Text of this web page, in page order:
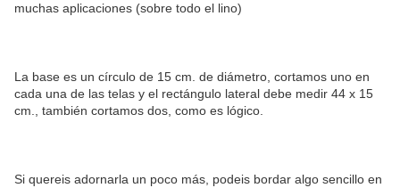
muchas aplicaciones (sobre todo el lino)
La base es un círculo de 15 cm. de diámetro, cortamos uno en
cada una de las telas y el rectángulo lateral debe medir 44 x 15
cm., también cortamos dos, como es lógico.
Si quereis adornarla un poco más, podeis bordar algo sencillo en